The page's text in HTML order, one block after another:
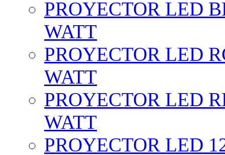
PROYECTOR LED
WATT
PROYECTOR LED
WATT
PROYECTOR LED
WATT
PROYECTOR LED